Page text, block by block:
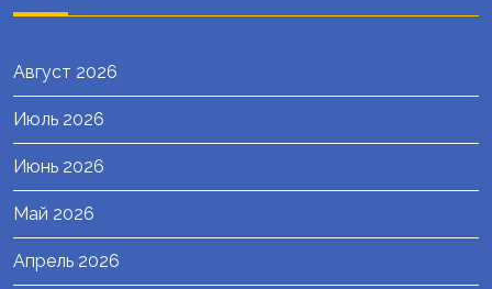
Август 2026
Июль 2026
Июнь 2026
Май 2026
Апрель 2026